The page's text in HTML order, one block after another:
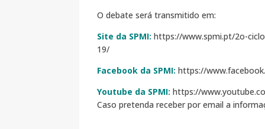
O debate será transmitido em:
Site da SPMI: https://www.spmi.pt/2o-
19/
Facebook da SPMI: https://
Youtube da SPMI: https://
Caso pretenda receber por email a